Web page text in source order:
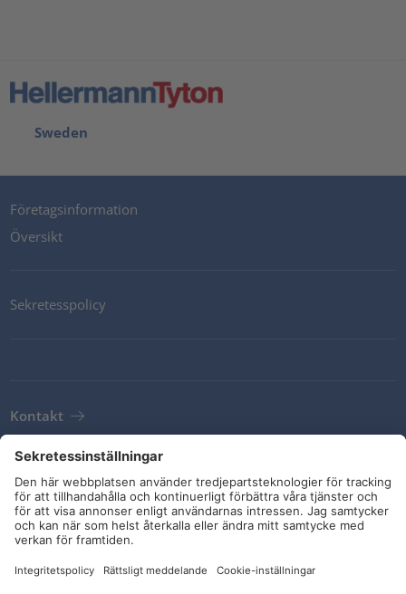
Sweden
Företagsinformation
Översikt
Sekretesspolicy
Kontakt
Leveransvillkor
Riktlinjer och åtaganden
Sociala medier